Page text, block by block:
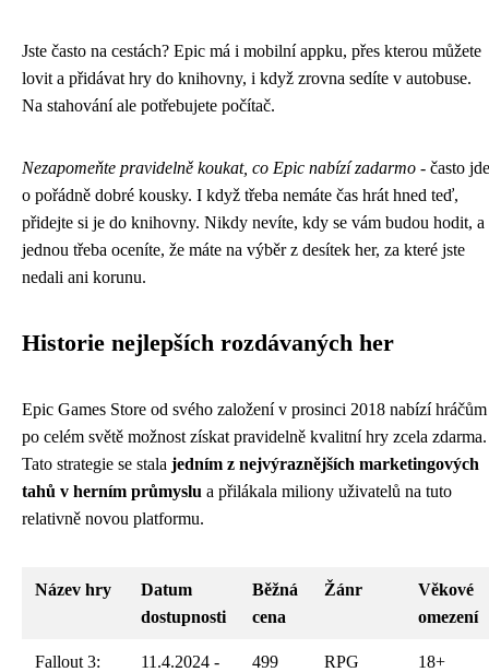
Jste často na cestách? Epic má i mobilní appku, přes kterou můžete
lovit a přidávat hry do knihovny, i když zrovna sedíte v autobuse.
Na stahování ale potřebujete počítač.
Nezapomeňte pravidelně koukat, co Epic nabízí zadarmo - často jde
o pořádně dobré kousky. I když třeba nemáte čas hrát hned teď,
přidejte si je do knihovny. Nikdy nevíte, kdy se vám budou hodit, a
jednou třeba oceníte, že máte na výběr z desítek her, za které jste
nedali ani korunu.
Historie nejlepších rozdávaných her
Epic Games Store od svého založení v prosinci 2018 nabízí hráčům
po celém světě možnost získat pravidelně kvalitní hry zcela zdarma.
Tato strategie se stala jedním z nejvýraznějších marketingových
tahů v herním průmyslu a přilákala miliony uživatelů na tuto
relativně novou platformu.
Název hry
Datum
dostupnosti
Běžná
cena
Žánr
Věkové
omezení
Fallout 3:
11.4.2024 -
499
RPG 18+